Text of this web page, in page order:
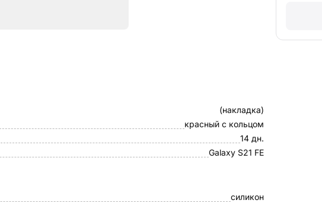
(накладка)
красный с кольцом
14 дн.
Galaxy S21 FE
силикон